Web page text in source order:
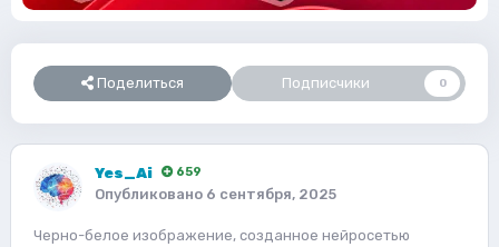
Поделиться Подписчики 0
Yes_Ai 659
Опубликовано 6 сентября, 2025
Черно-белое изображение, созданное нейросетью